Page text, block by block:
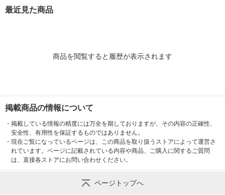
最近見た商品
商品を閲覧すると履歴が表示されます
掲載商品の情報について
・ 掲載している情報の精度には万全を期しておりますが、その内容の正確性、
安全性、有用性を保証するものではありません。
・ 現在ご覧になっているページは、この商品を取り扱うストアによって運営さ
れています。ページに記載されている内容や商品、ご購入に関するご質問
は、直接各ストアにお問い合わせください。
ページトップへ